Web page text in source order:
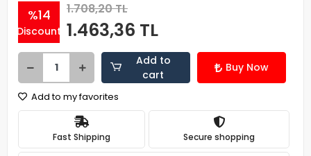
%14
Discount
1.708,20 TL
1.463,36 TL
Add to
cart
Buy Now
Add to my favorites
Fast Shipping Secure shopping